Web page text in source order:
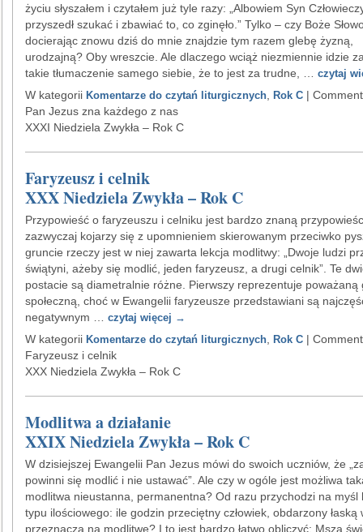
życiu słyszałem i czytałem już tyle razy: „Albowiem Syn
przyszedł szukać i zbawiać to, co zginęło.” Tylko – czy Boże
docierając znowu dziś do mnie znajdzie tym razem glebę żyzną,
urodzajną? Oby wreszcie. Ale dlaczego wciąż niezmiennie idzie
takie tłumaczenie samego siebie, że to jest za trudne, … czytaj
W kategorii Komentarze do czytań liturgicznych Rok C |
Pan Jezus zna każdego z nas
XXXI Niedziela Zwykła – Rok C
Faryzeusz i celnik
XXX Niedziela Zwykła – Rok C
Przypowieść o faryzeuszu i celniku jest bardzo znaną
zazwyczaj kojarzy się z upomnieniem skierowanym przeciwko
gruncie rzeczy jest w niej zawarta lekcja modlitwy: „Dwoje ludzi
świątyni, ażeby się modlić, jeden faryzeusz, a drugi celnik”. Te
postacie są diametralnie różne. Pierwszy reprezentuje poważaną
społeczną, choć w Ewangelii faryzeusze przedstawiani są
negatywnym … czytaj więcej →
W kategorii Komentarze do czytań liturgicznych Rok C |
Faryzeusz i celnik
XXX Niedziela Zwykła – Rok C
Modlitwa a działanie
XXIX Niedziela Zwykła – Rok C
W dzisiejszej Ewangelii Pan Jezus mówi do swoich uczniów, że
powinni się modlić i nie ustawać”. Ale czy w ogóle jest możliwa
modlitwa nieustanna, permanentna? Od razu przychodzi na myśl
typu ilościowego: ile godzin przeciętny człowiek, obdarzony łaską
przeznacza na modlitwę? I to jest bardzo łatwo obliczyć: Msza